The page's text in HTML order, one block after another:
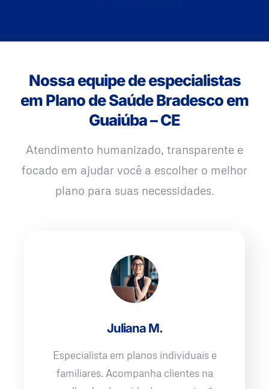
Nossa equipe de especialistas
em Plano de Saúde Bradesco em
Guaiúba – CE
Atendimento humanizado, transparente e
focado em ajudar você a escolher o melhor
plano para suas necessidades.
Juliana M.
Especialista em planos individuais e
familiares. Acompanha clientes na